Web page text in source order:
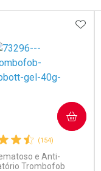
AOS FAVORITOS
(154)
e Anti-
Trombofob
COMPRAR